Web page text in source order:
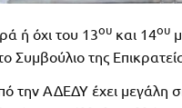
ή όχι του 13ουκαι 14ου
Συμβούλιο της
την ΑΔΕΔΥ έχει